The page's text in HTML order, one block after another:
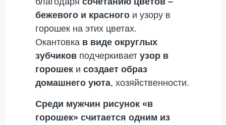
бежевого и красного и узору в
горошек на этих цветах.
Окантовка в виде округлых
зубчиков подчеркивает узор в
горошек и создает образ
домашнего уюта, хозяйственности.
Среди мужчин рисунок «в
горошек» считается одним из